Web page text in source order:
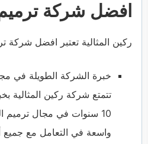
افضل شركة
ركين المثالية تعتبر افضل شركة
خبرة الشركة الطويلة في
تتمتع شركة ركين المثالية
10 سنوات في مجال ترميم
واسعة في التعامل مع جميع